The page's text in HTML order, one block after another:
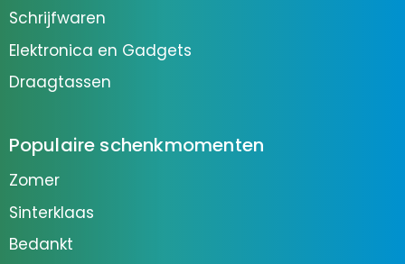
Schrijfwaren
Elektronica en Gadgets
Draagtassen
Populaire schenkmomenten
Zomer
Sinterklaas
Bedankt